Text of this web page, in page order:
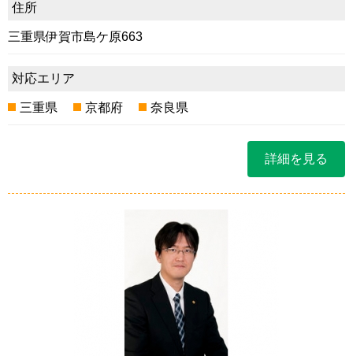
住所
三重県伊賀市島ケ原663
対応エリア
三重県 京都府 奈良県
詳細を見る